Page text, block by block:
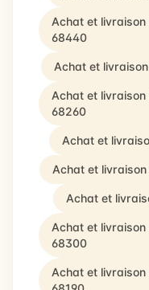
Achat et livraison
68440
Achat et
Achat et livraison
68260
Achat et
Achat et
Achat et
Achat et livraison
68300
Achat et livraison